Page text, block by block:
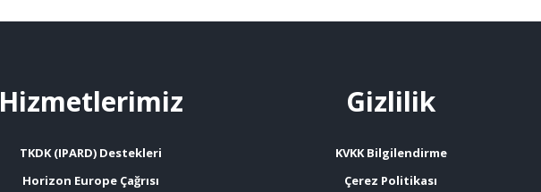
Hizmetlerimiz
TKDK (IPARD) Destekleri
Horizon Europe Çağrısı
Gizlilik
KVKK Bilgilendirme
Çerez Politikası